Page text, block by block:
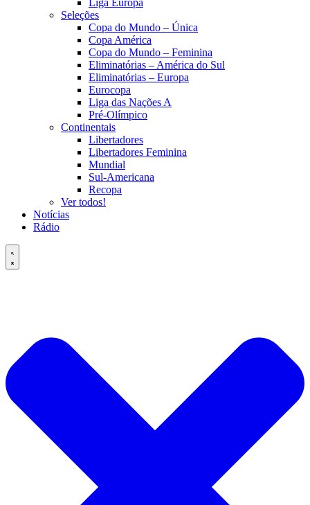
Seleções
Copa do Mundo – Única
Copa América
Copa do Mundo – Feminina
Eliminatórias – América do Sul
Eliminatórias – Europa
Eurocopa
Liga das Nações A
Pré-Olímpico
Continentais
Libertadores
Libertadores Feminina
Mundial
Sul-Americana
Recopa
Ver todos!
Notícias
Rádio